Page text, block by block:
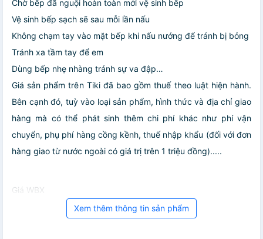
Chờ bếp đã nguội hoàn toàn mới vệ sinh bếp
Vệ sinh bếp sạch sẽ sau mỗi lần nấu
Không chạm tay vào mặt bếp khi nấu nướng để tránh bị bỏng
Tránh xa tầm tay để em
Dùng bếp nhẹ nhàng tránh sự va đập…
Giá sản phẩm trên Tiki đã bao gồm thuế theo luật hiện hành.
Bên cạnh đó, tuỳ vào loại sản phẩm, hình thức và địa chỉ giao
hàng mà có thể phát sinh thêm chi phí khác như phí vận
chuyển, phụ phí hàng cồng kềnh, thuế nhập khẩu (đối với đơn
hàng giao từ nước ngoài có giá trị trên 1 triệu đồng).....
Giá WBX
Xem thêm thông tin sản phẩm